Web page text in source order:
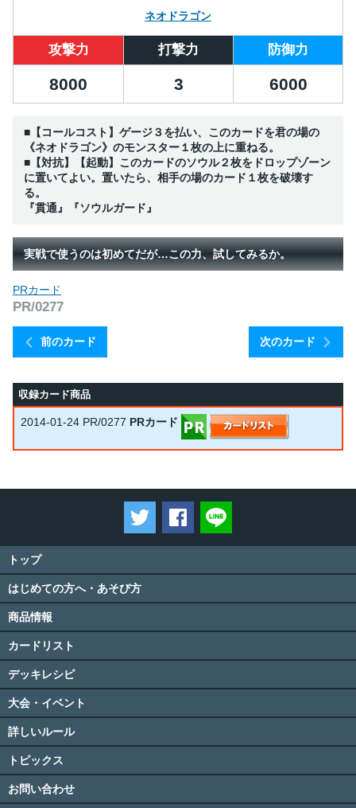
ネオドラゴン
攻撃力 打撃力 防御力
8000 3 6000
■【コールコスト】ゲージ３を払い、このカードを君の場の
《ネオドラゴン》のモンスター１枚の上に重ねる。
■【対抗】【起動】このカードのソウル２枚をドロップゾーン
に置いてよい。置いたら、相手の場のカード１枚を破壊す
る。
『貫通』『ソウルガード』
実戦で使うのは初めてだが…この力、試してみるか。
前のカード
PRカード
PR/0277
次のカード
収録カード商品
2014-01-24 PR/0277 PRカード
ツイートするFacebookでシェアする
トップ
はじめての方へ・あそび方
商品情報
カードリスト
デッキレシピ
大会・イベント
詳しいルール
トピックス
お問い合わせ